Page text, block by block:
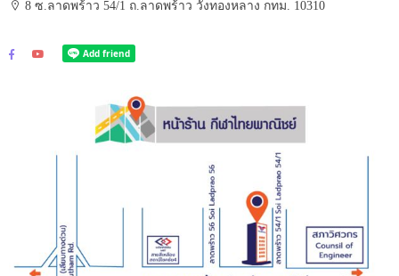
8 ซ.ลาดพร้าว 54/1 ถ.ลาดพร้าว วังทองหลาง กทม. 10310